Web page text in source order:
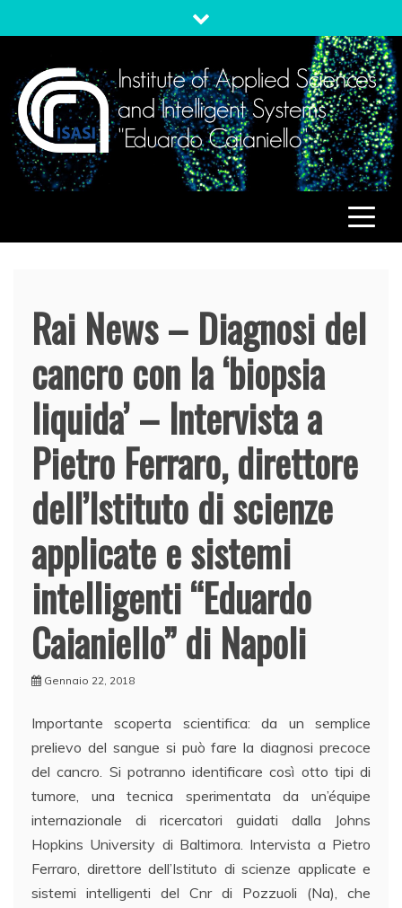
to
ISASIInstitute of Applied Sciences and Intelligent Systems
"Eduardo Caianiello"
Rai News – Diagnosi del
cancro con la ‘biopsia
liquida’ – Intervista a
Pietro Ferraro, direttore
dell’Istituto di scienze
applicate e sistemi
intelligenti “Eduardo
Caianiello” di Napoli
Gennaio 22, 2018
Importante scoperta scientifica: da un semplice
prelievo del sangue si può fare la diagnosi precoce
del cancro. Si potranno identificare così otto tipi di
tumore, una tecnica sperimentata da un’équipe
internazionale di ricercatori guidati dalla Johns
Hopkins University di Baltimora. Intervista a Pietro
Ferraro, direttore dell’Istituto di scienze applicate e
sistemi intelligenti del Cnr di Pozzuoli (Na), che